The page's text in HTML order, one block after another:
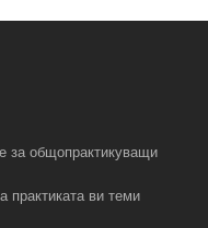
за общопрактикуващи
практиката ви теми